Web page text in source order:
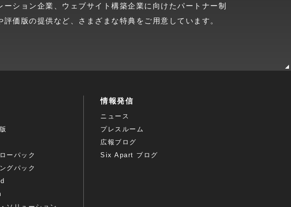
ション企業、ウェブサイト構築企業に向けたパートナー制
価版の提供など、さまざまな特典をご用意しています。
ーパック
グパック
情報発信
ニュース
プレスルーム
広報ブログ
Six Apart ブログ